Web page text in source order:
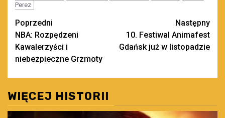
Perez
Zobacz
wpisy
Poprzedni
NBA: Rozpędzeni
Kawalerzyści i
niebezpieczne Grzmoty
Następny
10. Festiwal Animafest
Gdańsk już w listopadzie
WIĘCEJ HISTORII